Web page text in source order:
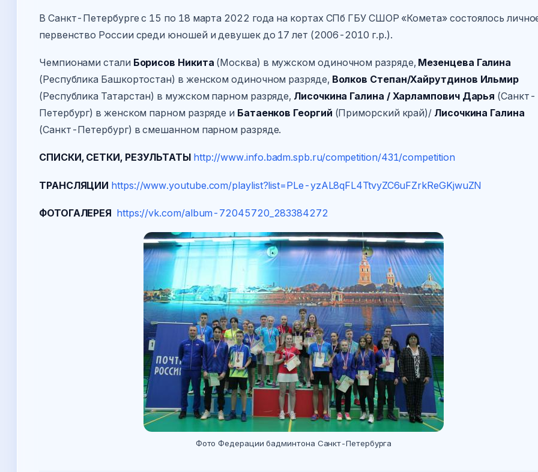
В Санкт-Петербурге с 15 по 18 марта 2022 года на кортах СПб ГБУ СШОР «Комета» состоялось
первенство России среди юношей и девушек до 17 лет (2006-2010 г.р.).
Чемпионами стали Борисов Никита (Москва) в мужском одиночном разряде, Мезенцева Галина
(Республика Башкортостан) в женском одиночном разряде, Волков Степан/Хайрутдинов Ильмир
(Республика Татарстан) в мужском парном разряде, Лисочкина Галина / Харлампович Дарья (Санкт-
Петербург) в женском парном разряде и Батаенков Георгий (Приморский край)/ Лисочкина Галина
(Санкт-Петербург) в смешанном парном разряде.
СПИСКИ, СЕТКИ, РЕЗУЛЬТАТЫ http://www.info.badm.spb.ru/competition/431/competition
ТРАНСЛЯЦИИ https://www.youtube.com/playlist?list=PLe-yzAL8qFL4TtvyZC6uFZrkReGKjwuZN
ФОТОГАЛЕРЕЯ https://vk.com/album-72045720_283384272
Фото Федерации бадминтона Санкт-Петербурга